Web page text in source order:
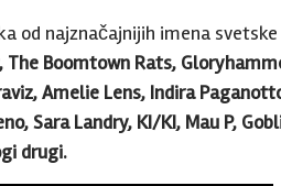
od najznačajnijih imena
Boomtown Rats,
Amelie Lens, Indira
Sara Landry, KI/KI, Mau P,
drugi.